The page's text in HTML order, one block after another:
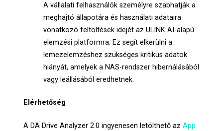
A vállalati felhasználók személyre szabhatják a
meghajtó állapotára és használati adataira
vonatkozó feltöltések idejét az ULINK AI-alapú
elemzési platformra. Ez segít elkerülni a
lemezelemzéshez szükséges kritikus adatok
hiányát, amelyek a NAS-rendszer hibernálásából
vagy leállásából eredhetnek.
Elérhetőség
A DA Drive Analyzer 2.0 ingyenesen letölthető azApp